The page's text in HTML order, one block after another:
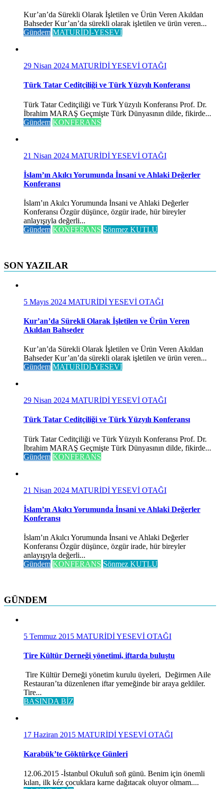
Kur’an’da Sürekli Olarak İşletilen ve Ürün Veren Akıldan
Bahseder Kur’an’da sürekli olarak işletilen ve ürün veren...
Gündem MATURİDİ-YESEVİ
29 Nisan 2024 MATURİDİ YESEVİ OTAĞI
Türk Tatar Ceditçiliği ve Türk Yüzyılı Konferansı
Türk Tatar Ceditçiliği ve Türk Yüzyılı Konferansı Prof. Dr.
İbrahim MARAŞ Geçmişte Türk Dünyasının dilde, fikirde...
Gündem KONFERANS
21 Nisan 2024 MATURİDİ YESEVİ OTAĞI
İslam’ın Akılcı Yorumunda İnsani ve Ahlaki Değerler
Konferansı
İslam’ın Akılcı Yorumunda İnsani ve Ahlaki Değerler
Konferansı Özgür düşünce, özgür irade, hür bireyler
anlayışıyla değerli...
Gündem KONFERANS Sönmez KUTLU
SON YAZILAR
5 Mayıs 2024 MATURİDİ YESEVİ OTAĞI
Kur’an’da Sürekli Olarak İşletilen ve Ürün Veren
Akıldan Bahseder
Kur’an’da Sürekli Olarak İşletilen ve Ürün Veren Akıldan
Bahseder Kur’an’da sürekli olarak işletilen ve ürün veren...
Gündem MATURİDİ-YESEVİ
29 Nisan 2024 MATURİDİ YESEVİ OTAĞI
Türk Tatar Ceditçiliği ve Türk Yüzyılı Konferansı
Türk Tatar Ceditçiliği ve Türk Yüzyılı Konferansı Prof. Dr.
İbrahim MARAŞ Geçmişte Türk Dünyasının dilde, fikirde...
Gündem KONFERANS
21 Nisan 2024 MATURİDİ YESEVİ OTAĞI
İslam’ın Akılcı Yorumunda İnsani ve Ahlaki Değerler
Konferansı
İslam’ın Akılcı Yorumunda İnsani ve Ahlaki Değerler
Konferansı Özgür düşünce, özgür irade, hür bireyler
anlayışıyla değerli...
Gündem KONFERANS Sönmez KUTLU
GÜNDEM
5 Temmuz 2015 MATURİDİ YESEVİ OTAĞI
Tire Kültür Derneği yönetimi, iftarda buluştu
Tire Kültür Derneği yönetim kurulu üyeleri, Değirmen Aile
Restauran’ta düzenlenen iftar yemeğinde bir araya geldiler.
Tire...
BASINDA BİZ
17 Haziran 2015 MATURİDİ YESEVİ OTAĞI
Karabük’te Göktürkçe Günleri
12.06.2015 -İstanbul Okuluñ soñ günü. Benim için önemli
kılan, ilk kéz çocuklara karne dağıtacak oluyor olmam....